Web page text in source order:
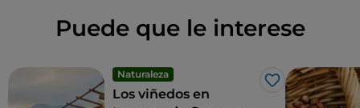
Puede que le interese
Naturaleza
Me gusta
Los viñedos en